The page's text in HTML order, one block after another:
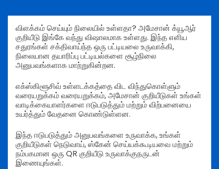
விளக்கம் செய்யும் நிலையில் உள்ளதா? அமேசான் க்யூஆர்
குறியீடு இங்கே வந்து விஷாலமாக உள்ளது. இந்த எளிய
சதுரங்கள் சக்திவாய்ந்த ஒரு பட்டியலை உருவாக்கி,
நிலையான தயாரிப்பு பட்டியல்களை சூழ்நிலை
அனுபவங்களாக மாற்றுகின்றன.
எக்ஸ்கிளூசிவ் உள்ளடக்கத்தை விட விந்துகொள்ளும்
வரையறுக்கம் வரையறுக்கம், அமேசான் குறியீடுகள் உங்கள்
வாடிக்கையாளர்களை ஈடுபடுத்தும் மற்றும் விற்பனையை
உயர்த்தும் வேதனை கொண்டுள்ளன.
இந்த ஈடுபடுத்தும் அனுபவங்களை உருவாக்க, உங்கள்
குறியீடுகள் நெடுவாய், ஸ்கேன் செய்யக்கூடியவை மற்றும்
நம்பகமான ஒரு QR குறியீடு உருவாக்குநருடன்
இணையுங்கள்.